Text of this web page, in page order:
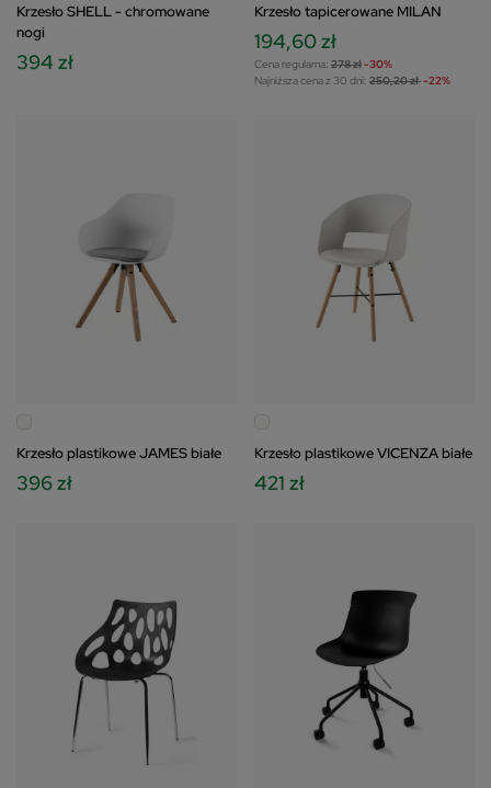
Krzesło SHELL - chromowane
nogi
394 zł
Krzesło tapicerowane MILAN
194,60 zł
Cena regularna: 278 zł-30%
Najniższa cena z 30 dni: 250,20 zł-22%
Krzesło plastikowe JAMES białe
396 zł
Krzesło plastikowe VICENZA białe
421 zł